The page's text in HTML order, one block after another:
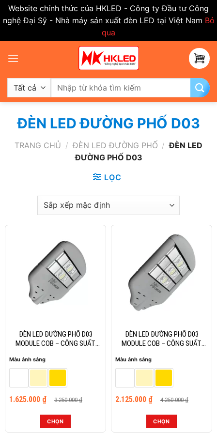
Website chính thức của HKLED - Công ty Đầu tư Công
nghệ Đại Sỹ - Nhà máy sản xuất đèn LED tại Việt Nam Bỏ
qua
qua
dung
Tìm
kiếm:
ĐÈN LED ĐƯỜNG PHỐ D03
TRANG CHỦ / ĐÈN LED ĐƯỜNG PHỐ / ĐÈN LED
ĐƯỜNG PHỐ D03
LỌC
ĐÈN LED ĐƯỜNG PHỐ D03
MODULE COB – CÔNG SUẤT
Màu ánh sáng
3.250.000₫
Giá
gốc
3.250.000 ₫.
1.625.000 ₫
Giá
hiện
1.625.000 ₫.
CHỌN
ĐÈN LED ĐƯỜNG PHỐ D03
MODULE COB – CÔNG SUẤT
Màu ánh sáng
4.250.000₫
Giá
gốc
4.250.000 ₫.
2.125.000 ₫
Giá
hiện
2.125.000 ₫.
CHỌN